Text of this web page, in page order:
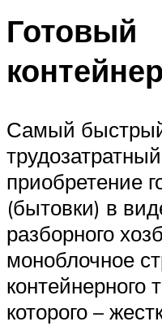
Готовый
Самый
приобретение
(бытовки) в
разборного
моноблочное
контейнерного
которого –